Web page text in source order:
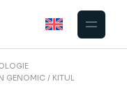
GENOMIC
KITUL